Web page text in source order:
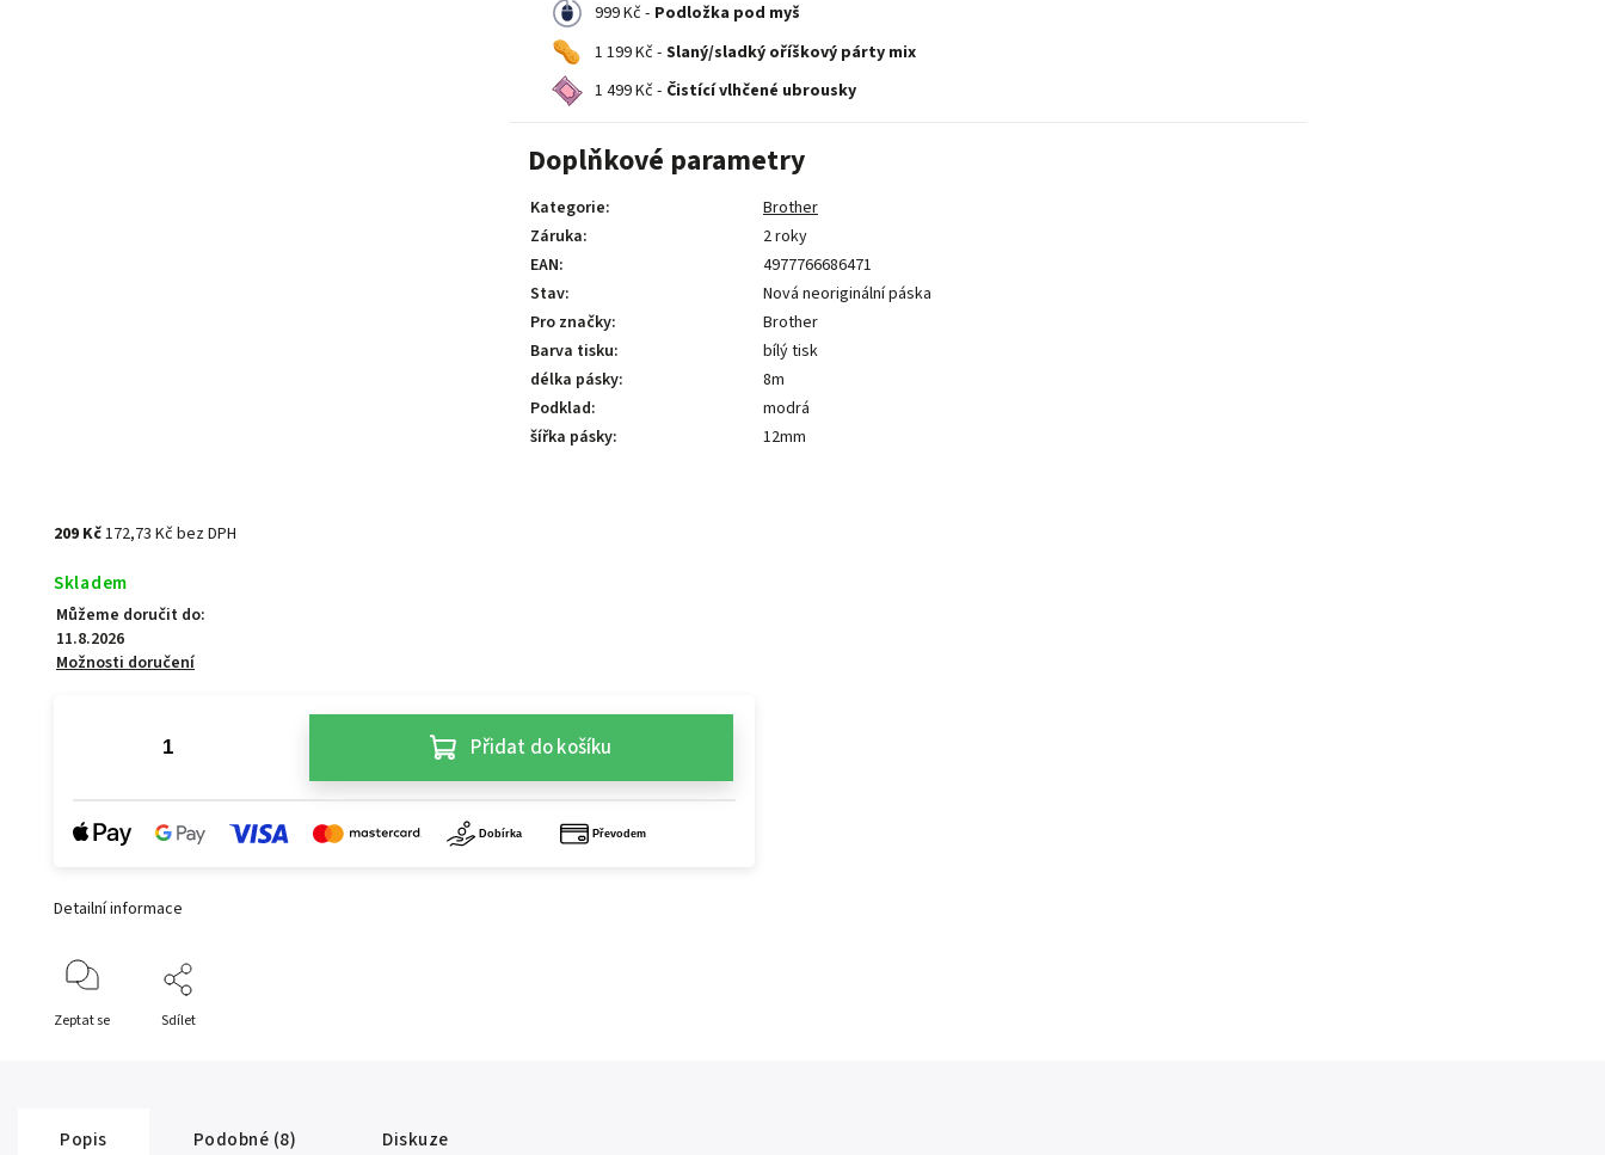
999 Kč - Podložka pod myš
1 199 Kč - Slaný/sladký oříškový párty mix
1 499 Kč - Čistící vlhčené ubrousky
Doplňkové parametry
Kategorie:
Brother
Záruka:
2 roky
EAN:
4977766686471
Stav:
Nová neoriginální páska
Pro značky:
Brother
Barva tisku:
bílý tisk
délka pásky:
8m
Podklad:
modrá
šířka pásky: 12mm
209 Kč172,73 Kč bez DPH
Skladem
Můžeme doručit do:
11.8.2026
Možnosti doručení
Přidat do košíku
Detailní informace
Zeptat se Sdílet
Popis Podobné (8) Diskuze